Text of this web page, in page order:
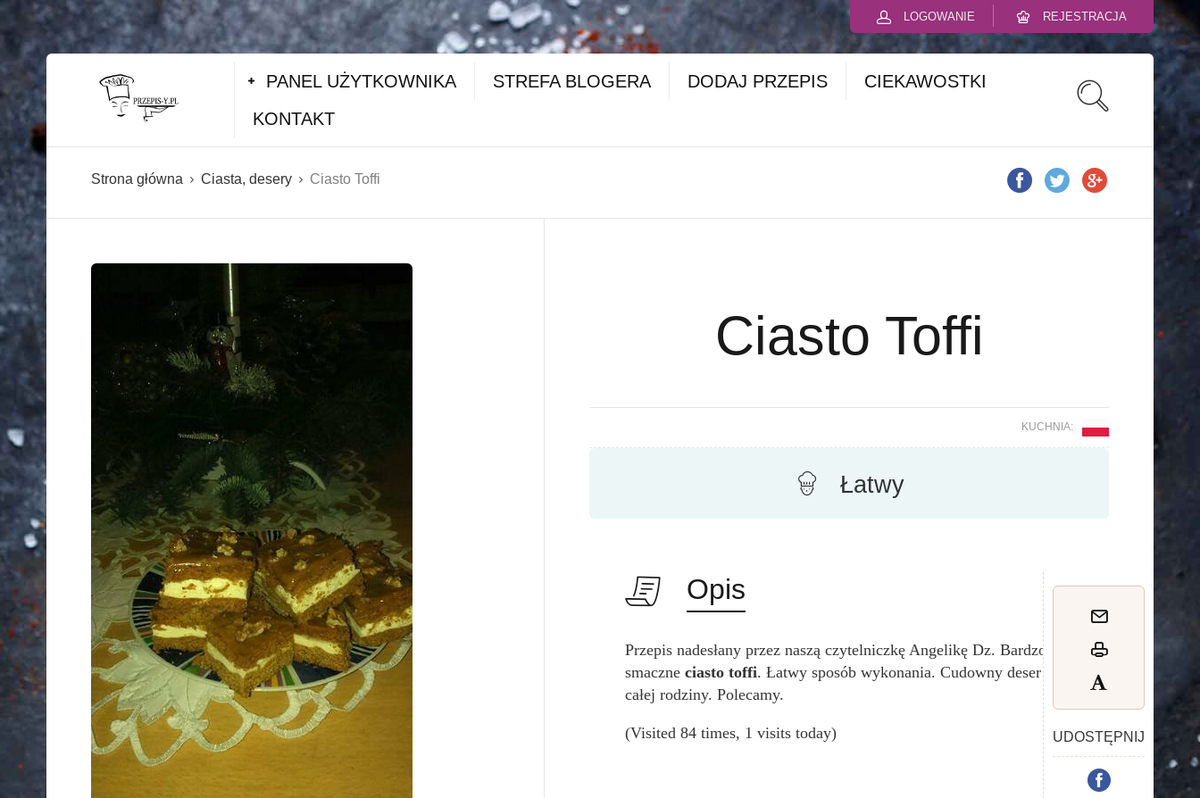
LOGOWANIE REJESTRACJA
PANEL UŻYTKOWNIKA STREFA BLOGERA DODAJ PRZEPIS
CIEKAWOSTKI
KONTAKT
Strona główna Ciasta, desery Ciasto Toffi
Ciasto Toffi
KUCHNIA:
Łatwy
Opis
UDOSTĘPNIJ
Przepis nadesłany przez naszą czytelniczkę Angelikę Dz. Bardzo
smaczne ciasto toffi. Łatwy sposób wykonania. Cudowny deser dla
całej rodziny. Polecamy.
(Visited 84 times, 1 visits today)